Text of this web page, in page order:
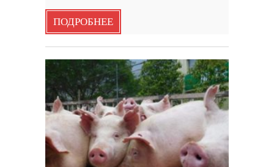
ПОДРОБНЕЕ